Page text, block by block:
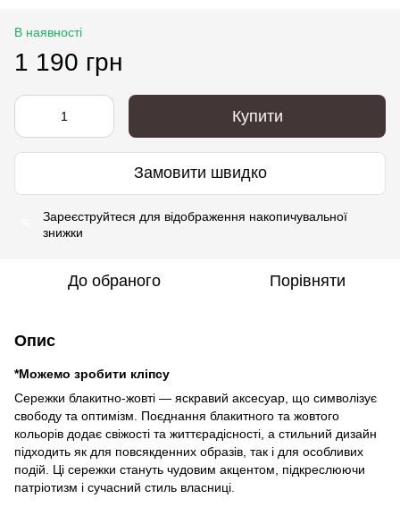
В наявності
1 190 грн
Купити
Замовити швидко
Зареєструйтеся для відображення накопичувальної
знижки
До обраного Порівняти
Опис
*Можемо зробити кліпсу
Сережки блакитно-жовті — яскравий аксесуар, що символізує
свободу та оптимізм. Поєднання блакитного та жовтого
кольорів додає свіжості та життєрадісності, а стильний дизайн
підходить як для повсякденних образів, так і для особливих
подій. Ці сережки стануть чудовим акцентом, підкреслюючи
патріотизм і сучасний стиль власниці.